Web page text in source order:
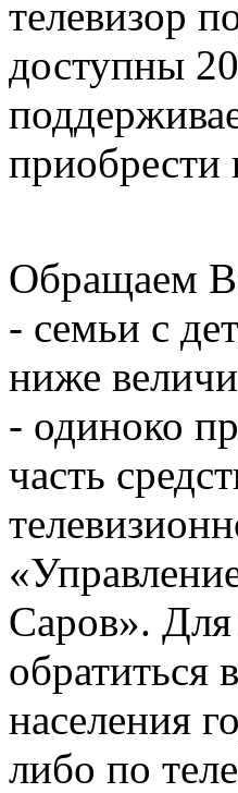
телевизор
доступны
приобрести
Обращаем
- семьи с
ниже
- одиноко
часть
Саров».
населения
либо по